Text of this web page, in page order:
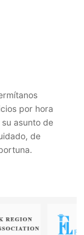
por hora
asunto de
de